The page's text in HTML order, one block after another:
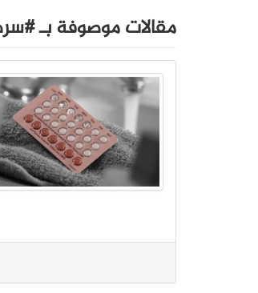
مقالات موصوفة بـ